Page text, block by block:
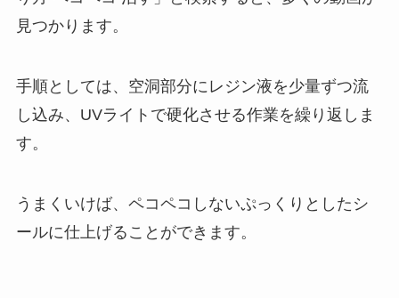
見つかります。
手順としては、空洞部分にレジン液を少量ずつ流
し込み、UVライトで硬化させる作業を繰り返しま
す。
うまくいけば、ペコペコしないぷっくりとしたシ
ールに仕上げることができます。